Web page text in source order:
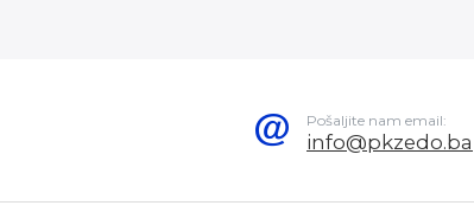
Pošaljite nam email:
info@pkzedo.ba